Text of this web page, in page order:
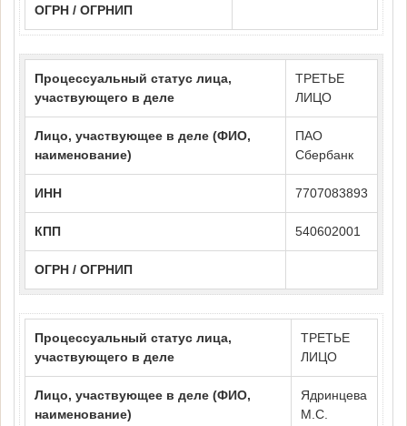
ОГРН / ОГРНИП
Процессуальный статус лица,
участвующего в деле
ТРЕТЬЕ
ЛИЦО
Лицо, участвующее в деле (ФИО,
наименование)
ПАО
Сбербанк
ИНН 7707083893
КПП 540602001
ОГРН / ОГРНИП
Процессуальный статус лица,
участвующего в деле
ТРЕТЬЕ
ЛИЦО
Лицо, участвующее в деле (ФИО,
наименование)
Ядринцева
М.С.